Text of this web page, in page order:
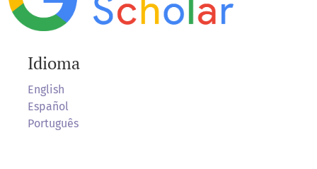
Idioma
English
Español
Português